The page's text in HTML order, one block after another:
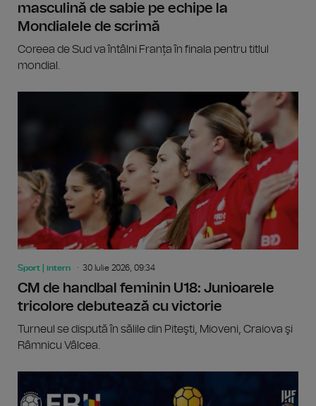
masculină de sabie pe echipe la
Mondialele de scrimă
Coreea de Sud va întâlni Franța în finala pentru titlul
mondial.
Sport | intern 30 Iulie 2026, 09:34
CM de handbal feminin U18: Junioarele
tricolore debutează cu victorie
Turneul se dispută în sălile din Piteşti, Mioveni, Craiova şi
Râmnicu Vâlcea.